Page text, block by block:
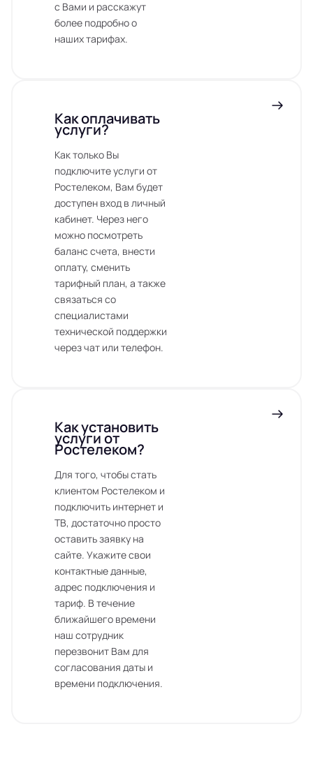
с Вами и расскажут
более подробно о
наших тарифах.
Как оплачивать
услуги?
Как только Вы
подключите услуги от
Ростелеком, Вам будет
доступен вход в личный
кабинет. Через него
можно посмотреть
баланс счета, внести
оплату, сменить
тарифный план, а также
связаться со
специалистами
технической поддержки
через чат или телефон.
Как установить
услуги от
Ростелеком?
Для того, чтобы стать
клиентом Ростелеком и
подключить интернет и
ТВ, достаточно просто
оставить заявку на
сайте. Укажите свои
контактные данные,
адрес подключения и
тариф. В течение
ближайшего времени
наш сотрудник
перезвонит Вам для
согласования даты и
времени подключения.